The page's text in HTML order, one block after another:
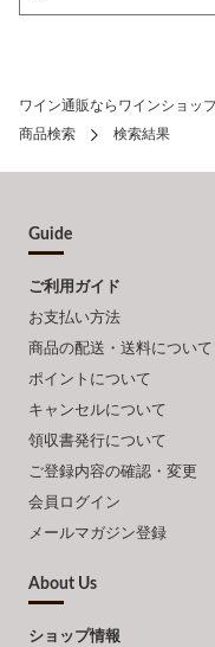
ワイン通販ならワインショッ
商品検索
検索結果
Guide
ご利用ガイド
お支払い方法
商品の配送・送料について
ポイントについて
キャンセルについて
領収書発行について
ご登録内容の確認・変更
会員ログイン
メールマガジン登録
About Us
ショップ情報